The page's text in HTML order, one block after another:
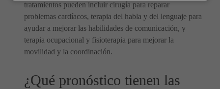
tratamientos pueden incluir cirugía para reparar
problemas cardíacos, terapia del habla y del lenguaje para
ayudar a mejorar las habilidades de comunicación, y
terapia ocupacional y fisioterapia para mejorar la
movilidad y la coordinación.
¿Qué pronóstico tienen las